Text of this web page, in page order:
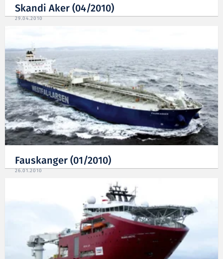
Skandi Aker (04/2010)
29.04.2010
Fauskanger (01/2010)
26.01.2010